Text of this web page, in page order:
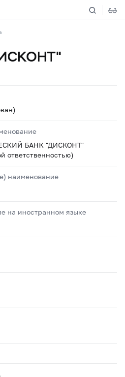
БАНК "ДИСКОНТ"
ответственностью)
наименование
на иностранном языке